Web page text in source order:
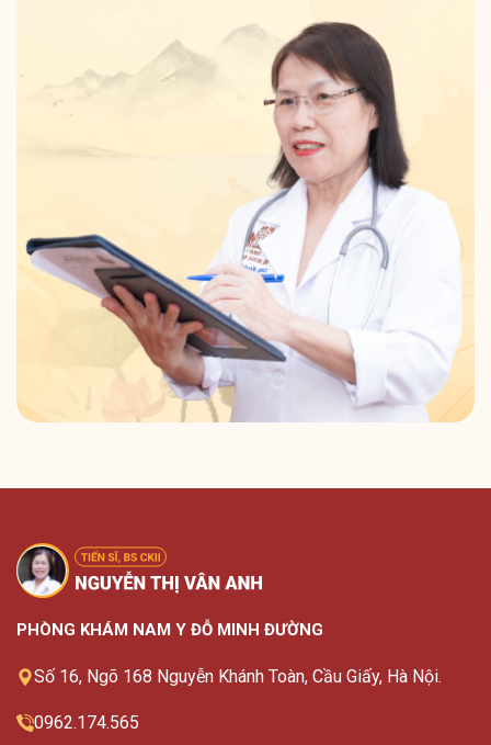
PHÒNG KHÁM NAM Y ĐỖ MINH ĐƯỜNG
Số 16, Ngõ 168 Nguyễn Khánh Toàn, Cầu Giấy, Hà Nội.
0962.174.565